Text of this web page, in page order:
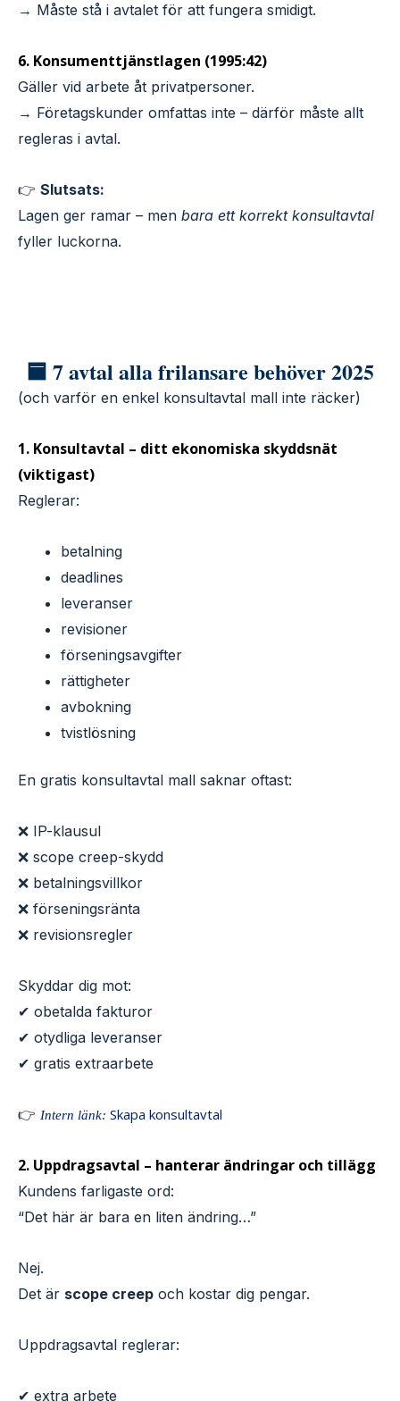
→ Måste stå i avtalet för att fungera smidigt.
6. Konsumenttjänstlagen (1995:42)
Gäller vid arbete åt privatpersoner.
→ Företagskunder omfattas inte – därför måste allt
regleras i avtal.
👉 Slutsats:
Lagen ger ramar – men bara ett korrekt konsultavtal
fyller luckorna.
🟦 7 avtal alla frilansare behöver 2025
(och varför en enkel konsultavtal mall inte räcker)
1. Konsultavtal – ditt ekonomiska skyddsnät
(viktigast)
Reglerar:
betalning
deadlines
leveranser
revisioner
förseningsavgifter
rättigheter
avbokning
tvistlösning
En gratis konsultavtal mall saknar oftast:
❌ IP-klausul
❌ scope creep-skydd
❌ betalningsvillkor
❌ förseningsränta
❌ revisionsregler
Skyddar dig mot:
✔ obetalda fakturor
✔ otydliga leveranser
✔ gratis extraarbete
👉 Intern länk: Skapa konsultavtal
2. Uppdragsavtal – hanterar ändringar och tillägg
Kundens farligaste ord:
“Det här är bara en liten ändring…”
Nej.
Det är scope creep och kostar dig pengar.
Uppdragsavtal reglerar:
✔ extra arbete